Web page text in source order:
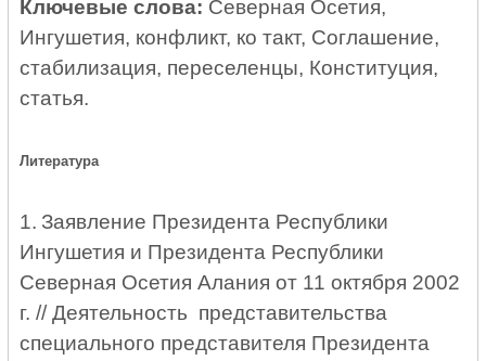
Ключевые слова: Северная Осетия,
Ингушетия, конфликт, ко такт, Соглашение,
стабилизация, переселенцы, Конституция,
статья.
Литература
1. Заявление Президента Республики
Ингушетия и Президента Республики
Северная Осетия Алания от 11 октября 2002
г. // Деятельность представительства
специального представителя Президента